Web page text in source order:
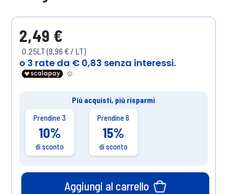
2,49 €
0.25LT (9,96 € / LT)
Più acquisti, più risparmi
Prendine 3
10%
di sconto
Prendine 6
15%
di sconto
Aggiungi al carrello